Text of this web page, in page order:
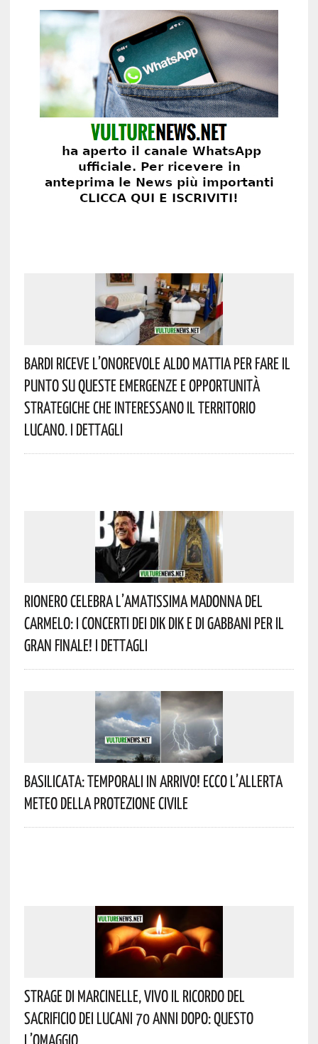
Bardi Riceve L’onorevole Aldo Mattia Per Fare Il
Punto Su Queste Emergenze E Opportunità
Strategiche Che Interessano Il Territorio
Lucano. I Dettagli
Rionero Celebra L’amatissima Madonna Del
Carmelo: I Concerti Dei DIK DIK E Di Gabbani Per Il
Gran Finale! I Dettagli
Basilicata: Temporali In Arrivo! Ecco L’allerta
Meteo Della Protezione Civile
Strage Di Marcinelle, Vivo Il Ricordo Del
Sacrificio Dei Lucani 70 Anni Dopo: Questo